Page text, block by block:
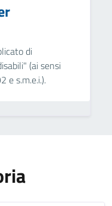
di
(ai sensi
e s.m.e.i.).